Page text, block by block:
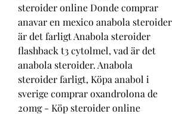
steroider online Donde comprar
anavar en mexico anabola steroider
är det farligt Anabola steroider
flashback t3 cytolmel, vad är det
anabola steroider. Anabola
steroider farligt, Köpa anabol i
sverige comprar oxandrolona de
20mg - Köp steroider online